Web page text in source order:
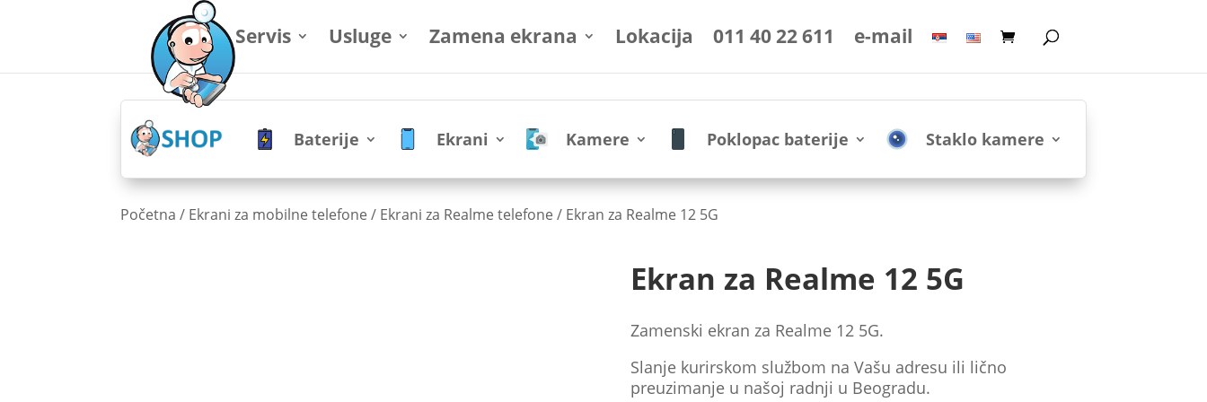
Servis Usluge Zamena ekrana Lokacija 011 40 22 611 e-mail
Baterije Ekrani Kamere Poklopac baterije Staklo kamere
Početna / Ekrani za mobilne telefone / Ekrani za Realme telefone / Ekran za Realme 12 5G
Ekran za Realme 12 5G
Zamenski ekran za Realme 12 5G.
Slanje kurirskom službom na Vašu adresu ili lično
preuzimanje u našoj radnji u Beogradu.